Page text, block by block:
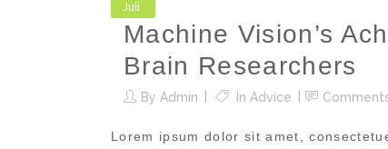
Juli
Machine Vision’s
Brain Researchers
By Admin In Advice
Lorem ipsum dolor sit amet,